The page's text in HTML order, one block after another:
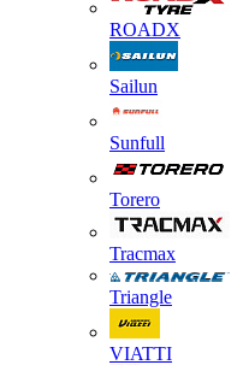
ROADX
Sailun
Sunfull
Torero
Tracmax
Triangle
VIATTI